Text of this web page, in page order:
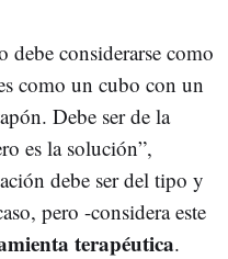
considerarse como
como un cubo con un
Debe ser de la
es la solución”,
debe ser del tipo y
pero -considera este
terapéutica.